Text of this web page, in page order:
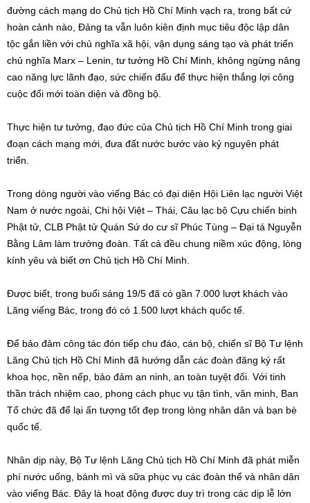
đường cách mạng do Chủ tịch Hồ Chí Minh vạch ra, trong bất cứ
hoàn cảnh nào, Đảng ta vẫn luôn kiên định mục tiêu độc lập dân
tộc gắn liền với chủ nghĩa xã hội, vận dụng sáng tạo và phát triển
chủ nghĩa Marx – Lenin, tư tưởng Hồ Chí Minh, không ngừng nâng
cao năng lực lãnh đạo, sức chiến đấu để thực hiện thắng lợi công
cuộc đổi mới toàn diện và đồng bộ.
Thực hiện tư tưởng, đạo đức của Chủ tịch Hồ Chí Minh trong giai
đoạn cách mạng mới, đưa đất nước bước vào kỷ nguyên phát
triển.
Trong dòng người vào viếng Bác có đại diện Hội Liên lạc người Việt
Nam ở nước ngoài, Chi hội Việt – Thái, Câu lạc bộ Cựu chiến binh
Phật tử, CLB Phật tử Quán Sứ do cư sĩ Phúc Tùng – Đại tá Nguyễn
Bằng Lâm làm trưởng đoàn. Tất cả đều chung niềm xúc động, lòng
kính yêu và biết ơn Chủ tịch Hồ Chí Minh.
Được biết, trong buổi sáng 19/5 đã có gần 7.000 lượt khách vào
Lăng viếng Bác, trong đó có 1.500 lượt khách quốc tế.
Để bảo đảm công tác đón tiếp chu đáo, cán bộ, chiến sĩ Bộ Tư lệnh
Lăng Chủ tịch Hồ Chí Minh đã hướng dẫn các đoàn đăng ký rất
khoa học, nền nếp, bảo đảm an ninh, an toàn tuyệt đối. Với tinh
thần trách nhiệm cao, phong cách phục vụ tận tình, văn minh, Ban
Tổ chức đã để lại ấn tượng tốt đẹp trong lòng nhân dân và bạn bè
quốc tế.
Nhân dịp này, Bộ Tư lệnh Lăng Chủ tịch Hồ Chí Minh đã phát miễn
phí nước uống, bánh mì và sữa phục vụ các đoàn thể và nhân dân
vào viếng Bác. Đây là hoạt động được duy trì trong các dịp lễ lớn